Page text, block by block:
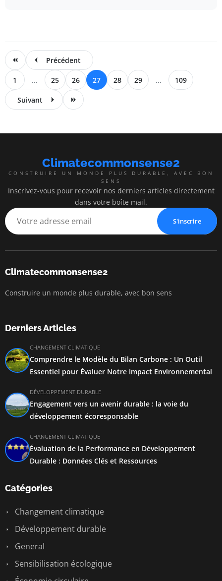
Précédent
1 ... 25 26 27 28 29 ... 109
Suivant
Climatecommonsense2
CONSTRUIRE UN MONDE PLUS DURABLE, AVEC BON
SENS
Inscrivez-vous pour recevoir nos derniers articles directement
dans votre boîte mail.
S'inscrire
Climatecommonsense2
Construire un monde plus durable, avec bon sens
Derniers Articles
CHANGEMENT CLIMATIQUE
Comprendre le Modèle du Bilan Carbone : Un Outil
Essentiel pour Évaluer Notre Impact Environnemental
DÉVELOPPEMENT DURABLE
Engagement vers un avenir durable : la voie du
développement écoresponsable
CHANGEMENT CLIMATIQUE
Évaluation de la Performance en Développement
Durable : Données Clés et Ressources
Catégories
Changement climatique
Développement durable
General
Sensibilisation écologique